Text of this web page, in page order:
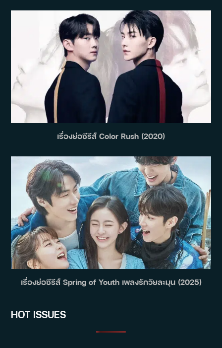
เรื่องย่อซีรีส์ Color Rush (2020)
เรื่องย่อซีรีส์ Spring of Youth เพลงรักวัยละมุน (2025)
HOT ISSUES